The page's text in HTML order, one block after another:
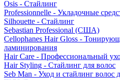
Osis - Стайлинг
Professionnelle - Укладочные
Silhouette - Стайлинг
Sebastian Professional (США)
Cellophanes Hair Gloss -
ламинирования
Hair Care - Профессиональный
Hair Styling - Стайлинг для волос
Seb Man - Уход и стайлинг волос